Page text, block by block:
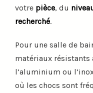
votre pièce, du
recherché.
Pour une salle de
matériaux résistants
l’aluminium ou
où les chocs sont